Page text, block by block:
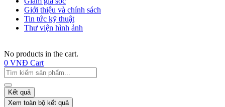
Giới thiệu và chính sách
Tin tức kỹ thuật
Thư viện hình ảnh
No products in the cart.
0 VNĐ Cart
Kết quả
Xem toàn bộ kết quả